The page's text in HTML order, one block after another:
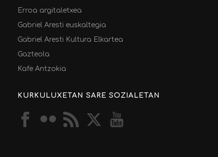
Erroa argitaletxea
Gabriel Aresti euskaltegia
Gabriel Aresti Kultura Elkartea
Gazteola
Kafe Antzokia
KURKULUXETAN SARE SOZIALETAN